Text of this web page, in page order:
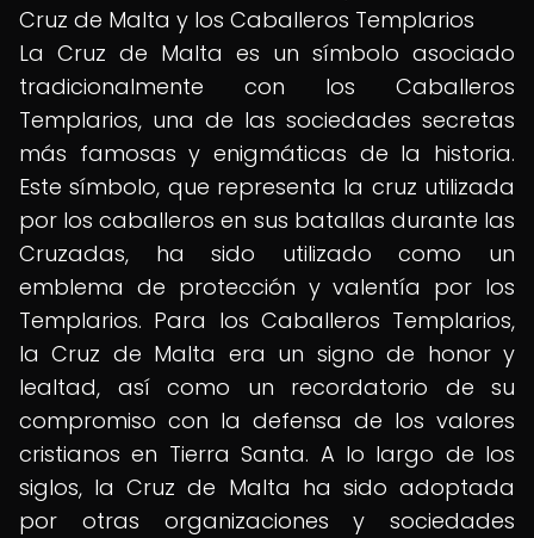
Cruz de Malta y los Caballeros Templarios
La Cruz de Malta es un símbolo asociado
tradicionalmente con los Caballeros
Templarios, una de las sociedades secretas
más famosas y enigmáticas de la historia.
Este símbolo, que representa la cruz utilizada
por los caballeros en sus batallas durante las
Cruzadas, ha sido utilizado como un
emblema de protección y valentía por los
Templarios. Para los Caballeros Templarios,
la Cruz de Malta era un signo de honor y
lealtad, así como un recordatorio de su
compromiso con la defensa de los valores
cristianos en Tierra Santa. A lo largo de los
siglos, la Cruz de Malta ha sido adoptada
por otras organizaciones y sociedades